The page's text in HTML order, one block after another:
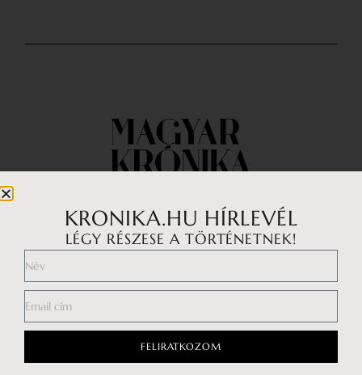
Impresszum
Adatkezelési tájékoztató
KRONIKA.HU HÍRLEVÉL
LÉGY RÉSZESE A TÖRTÉNETNEK!
FELIRATKOZOM